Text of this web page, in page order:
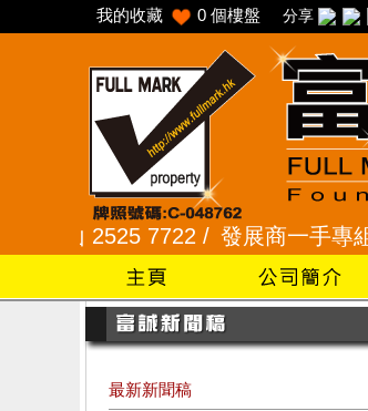
我的收藏 0 個樓盤 分享
發展商一手專組 8101 2345 /
最新新聞稿